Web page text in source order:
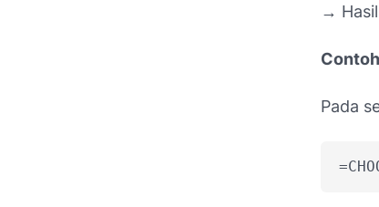
→
Contoh
Pada